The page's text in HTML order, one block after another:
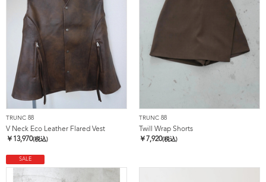
TRUNC 88
V Neck Eco Leather Flared Vest
￥ 13,970(税込)
TRUNC 88
Twill Wrap Shorts
￥ 7,920(税込)
SALE